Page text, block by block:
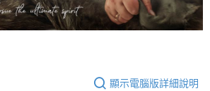
顯示電腦版詳細說明